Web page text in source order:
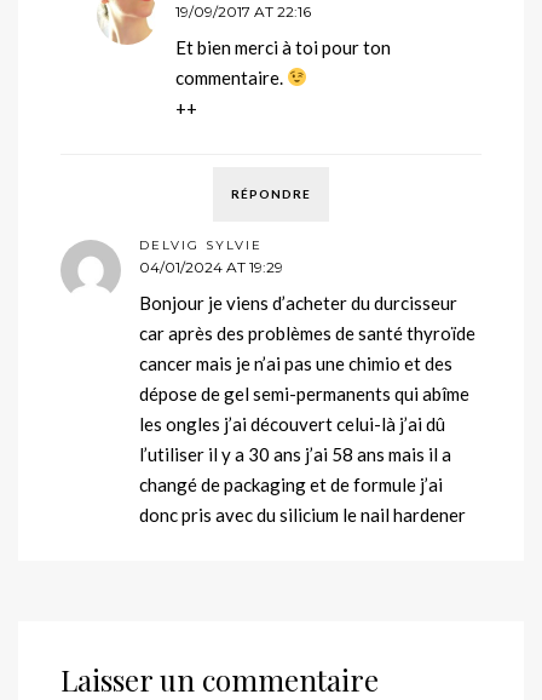
19/09/2017 AT 22:16
Et bien merci à toi pour ton
commentaire.
++
RÉPONDRE
DELVIG SYLVIE
04/01/2024 AT 19:29
Bonjour je viens d’acheter du durcisseur
car après des problèmes de santé thyroïde
cancer mais je n’ai pas une chimio et des
dépose de gel semi-permanents qui abîme
les ongles j’ai découvert celui-là j’ai dû
l’utiliser il y a 30 ans j’ai 58 ans mais il a
changé de packaging et de formule j’ai
donc pris avec du silicium le nail hardener
Laisser un commentaire